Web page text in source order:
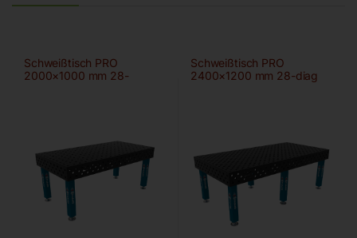
Schweißtisch PRO
2000×1000 mm 28-
Schweißtisch PRO
2400×1200 mm 28-diag